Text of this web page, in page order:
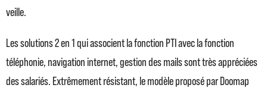
veille.
Les solutions 2 en 1 qui associent la fonction PTI avec la fonction
téléphonie, navigation internet, gestion des mails sont très appréciées
des salariés. Extrêmement résistant, le modèle proposé par Doomap